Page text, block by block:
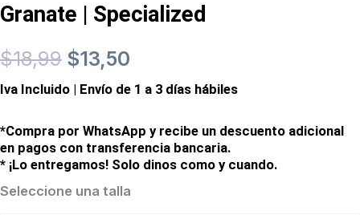
Granate | Specialized
$18,99 El
precio
original
era:
$18,99.
$13,50
precio
actual
es:
$13,50.
Iva Incluido | Envío de 1 a 3 días hábiles
*Compra por WhatsApp y recibe un descuento adicional
en pagos con transferencia bancaria.
* ¡Lo entregamos! Solo dinos como y cuando.
Seleccione una talla
Guantes